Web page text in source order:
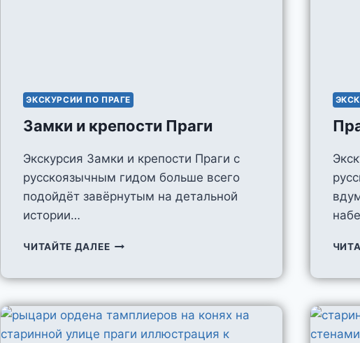
ЭКСКУРСИИ ПО ПРАГЕ
Замки и крепости Праги
Экскурсия Замки и крепости Праги с
русскоязычным гидом больше всего
подойдёт завёрнутым на детальной
истории…
ЧИТАЙТЕ ДАЛЕЕЗАМКИ